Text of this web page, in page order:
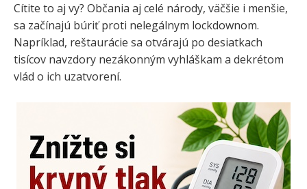
Cítite to aj vy? Občania aj celé národy, väčšie i menšie,
sa začínajú búriť proti nelegálnym lockdownom.
Napríklad, reštaurácie sa otvárajú po desiatkach
tisícov navzdory nezákonným vyhláškam a dekrétom
vlád o ich uzatvorení.